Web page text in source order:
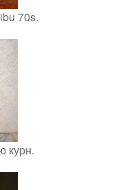
70s.
курн.